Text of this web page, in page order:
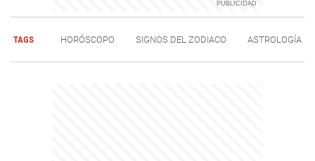
TAGS HORÓSCOPO SIGNOS DEL ZODIACO ASTROLOGÍA